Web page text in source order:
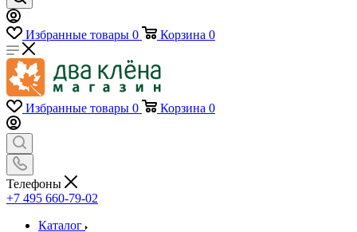
Избранные товары 0 Корзина 0
Избранные товары 0 Корзина 0
Телефоны
+7 495 660-79-02
Каталог